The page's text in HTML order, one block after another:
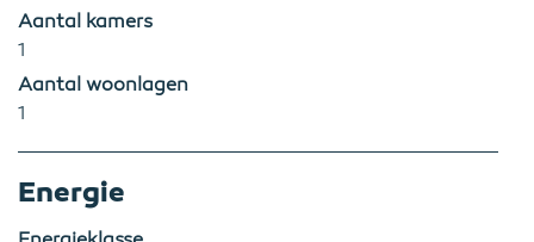
Aantal kamers
1
Aantal woonlagen
1
Energie